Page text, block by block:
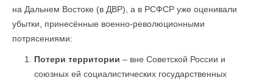
на Дальнем Востоке (в ДВР), а в РСФСР уже оценивали
убытки, принесённые военно-революционными
потрясениями:
Потери территории – вне Советской России и
союзных ей социалистических государственных